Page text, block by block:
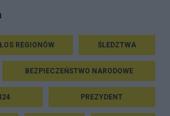
REGIONÓW ŚLEDZTWA
BEZPIECZEŃSTWO NARODOWE
PREZYDENT